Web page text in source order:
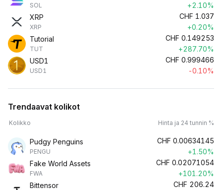
SOL
+2.10%
XRP
XRP
CHF 1.037
+0.20%
Tutorial
TUT
CHF 0.149253
+287.70%
USD1
USD1
CHF 0.999466
-0.10%
Trendaavat kolikot
Kolikko Hinta ja 24 tunnin %
Pudgy Penguins
PENGU
CHF 0.00634145
+1.50%
Fake World Assets
FWA
CHF 0.02071054
+101.20%
Bittensor
CHF 206.24